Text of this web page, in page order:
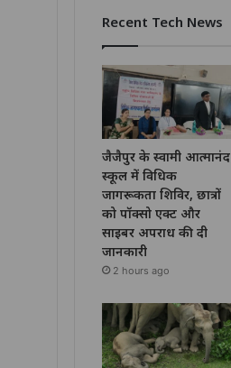
Recent Tech News
जैजैपुर के स्वामी आत्मानंद
स्कूल में विधिक
जागरूकता शिविर, छात्रों
को पॉक्सो एक्ट और
साइबर अपराध की दी
जानकारी
2 hours ago